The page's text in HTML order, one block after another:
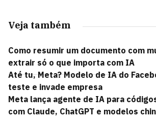
Veja também
Como resumir um documento com
extrair só o que importa com IA
Até tu, Meta? Modelo de IA do
teste e invade empresa
Meta lança agente de IA para
com Claude, ChatGPT e modelos